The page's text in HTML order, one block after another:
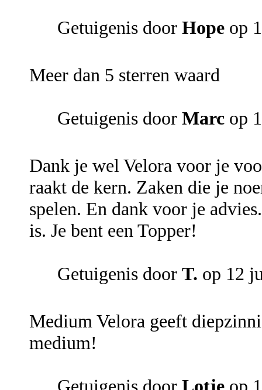
Getuigenis door Hope op
Meer dan 5 sterren waard
Getuigenis door Marc op
Dank je wel Velora voor je
raakt de kern. Zaken die je
spelen. En dank voor je
is. Je bent een Topper!
Getuigenis door T. op 12
Medium Velora geeft
medium!